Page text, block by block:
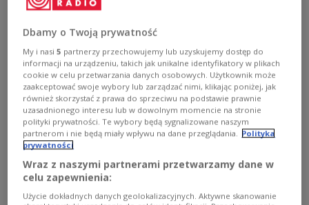
Photo: Image by kie-ker from Pixabay
Dbamy o Twoją prywatność
My i nasi5 partnerzy przechowujemy lub uzyskujemy dostęp do
informacji na urządzeniu, takich jak unikalne identyfikatory w plikach
cookie w celu przetwarzania danych osobowych. Użytkownik może
zaakceptować swoje wybory lub zarządzać nimi, klikając poniżej, jak
również skorzystać z prawa do sprzeciwu na podstawie prawnie
uzasadnionego interesu lub w dowolnym momencie na stronie
polityki prywatności. Te wybory będą sygnalizowane naszym
partnerom i nie będą miały wpływu na dane przeglądania.
Polityka
prywatności
Wraz z naszymi partnerami przetwarzamy dane w
celu zapewnienia:
Użycie dokładnych danych geolokalizacyjnych. Aktywne skanowanie